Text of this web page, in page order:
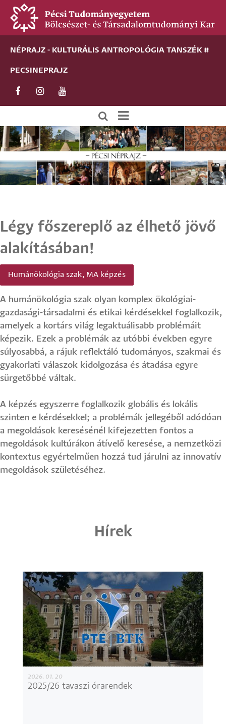
Ugrás
tartalomra
NÉPRAJZ - KULTURÁLIS ANTROPOLÓGIA TANSZÉK #
PECSINEPRAJZ
Új
alportál
menü
Légy főszereplő az élhető jövő
alakításában!
Humánökológia szak, MA képzés
A humánökológia szak olyan komplex ökológiai-
gazdasági-társadalmi és etikai kérdésekkel foglalkozik,
amelyek a kortárs világ legaktuálisabb problémáit
képezik. Ezek a problémák az utóbbi években egyre
súlyosabbá, a rájuk reflektáló tudományos, szakmai és
gyakorlati válaszok kidolgozása és átadása egyre
sürgetőbbé váltak.
A képzés egyszerre foglalkozik globális és lokális
szinten e kérdésekkel; a problémák jellegéből adódóan
a megoldások keresésénél kifejezetten fontos a
megoldások kultúrákon átívelő keresése, a nemzetközi
kontextus egyértelműen hozzá tud járulni az innovatív
megoldások születéséhez.
Hírek
2026. 01. 20
2025/26 tavaszi órarendek